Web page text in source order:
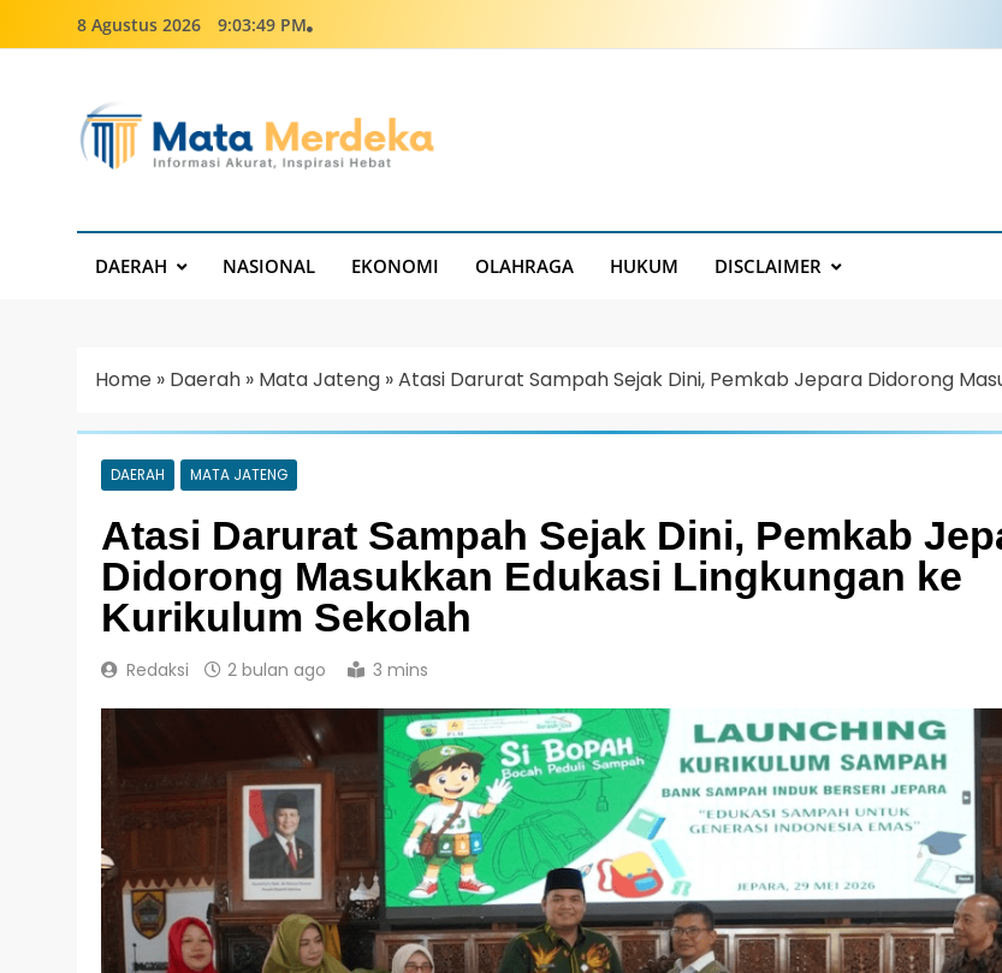
8 Agustus 2026 9:03:50 PM
DAERAH NASIONAL EKONOMI OLAHRAGA HUKUM DISCLAIMER
Home » Daerah » Mata Jateng »Atasi Darurat Sampah Sejak Dini, Pemkab Jepara Didorong
DAERAH MATA JATENG
Atasi Darurat Sampah Sejak Dini, Pemkab
Didorong Masukkan Edukasi Lingkungan ke
Kurikulum Sekolah
Redaksi 2 bulan ago 3 mins